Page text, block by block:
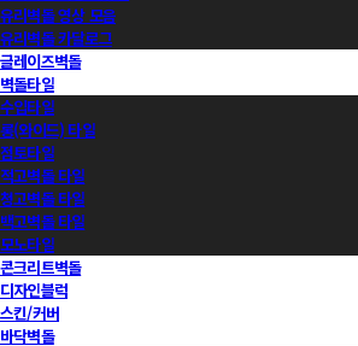
유리벽돌 영상 모음
유리벽돌 카달로그
글레이즈벽돌
벽돌타일
수입타일
롱(와이드) 타일
점토타일
적고벽돌 타일
청고벽돌 타일
백고벽돌 타일
모노타일
콘크리트벽돌
디자인블럭
스킨/커버
바닥벽돌